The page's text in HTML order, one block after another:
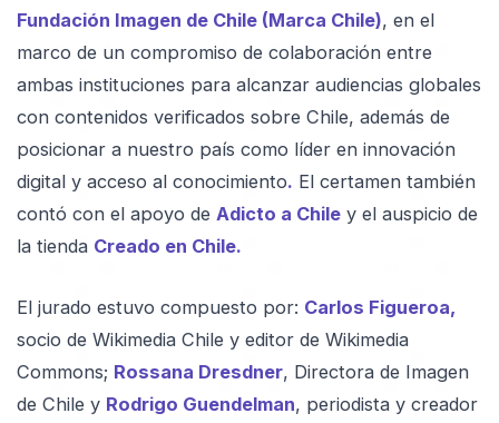
Fundación Imagen de Chile (Marca Chile), en el
marco de un compromiso de colaboración entre
ambas instituciones para alcanzar audiencias globales
con contenidos verificados sobre Chile, además de
posicionar a nuestro país como líder en innovación
digital y acceso al conocimiento. El certamen también
contó con el apoyo de Adicto a Chiley el auspicio de
la tienda Creado en Chile.
El jurado estuvo compuesto por: Carlos Figueroa,
socio de Wikimedia Chile y editor de Wikimedia
Commons; Rossana Dresdner, Directora de Imagen
de Chile y Rodrigo Guendelman, periodista y creador